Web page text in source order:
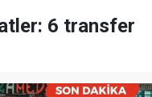
6 transfer